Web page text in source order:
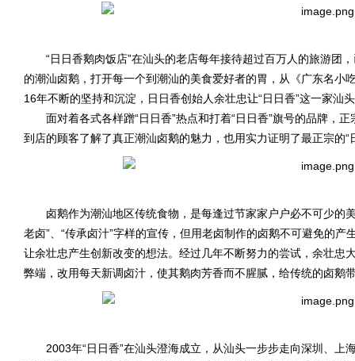
“日日香鹅肉饭店”在汕头的老店每年接待超过百万人的旅游团，
的潮汕卤鹅，打开每一个到潮汕的美食爱好者的胃，从《广东名小
16年不断的坚持和沉淀，日日香创始人余壮忠让“日日香”这一家汕
面对着各式各样蹭“日日香”热点和打着“日日香”旗号的品牌，正
到店的顾客了解了真正潮汕卤鹅的魅力，也用实力证明了最正宗的“
卤鹅作为潮汕地区传统食物，是每逢过节家家户户必不可少的
老卤”、“传承卤汁”字样的宣传，但用老卤制作的卤鹅不可避免的
让余壮忠产生创新改变的想法。经过几年不断努力的尝试，余壮忠
弊端，改用每天新调卤汁，使其鹅肉芳香而不腥腻，给传统的卤鹅
2003年“日日香”在汕头澄海成立，从汕头一步步走向深圳、上